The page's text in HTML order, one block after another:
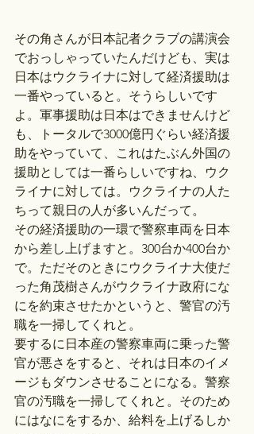
その角さんが日本記者クラブの講演会
でおっしゃっていたんだけども、実は
日本はウクライナに対して経済援助は
一番やっていると。そうらしいです
よ。軍事援助は日本はできませんけど
も、トータルで3000億円ぐらい経済援
助をやっていて、これはたぶん外国の
援助としては一番らしいですね、ウク
ライナに対しては。ウクライナの人た
ちって親日の人が多いんだって。
その経済援助の一環で警察車両を日本
から差し上げますと。300台か400台か
で。ただそのときにウクライナ大使だ
った角茂樹さんがウクライナ政府にな
にを約束させたかというと、警官の汚
職を一掃してくれと。
要するに日本産の警察車両に乗った警
官が悪さをすると、それは日本のイメ
ージもダウンさせることになる。警察
官の汚職を一掃してくれと。そのため
にはなにをするか、給料を上げるしか